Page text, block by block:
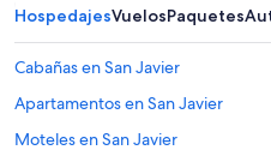
HospedajesVuelosPaquetes
Cabañas en San Javier
Apartamentos en San Javier
Moteles en San Javier